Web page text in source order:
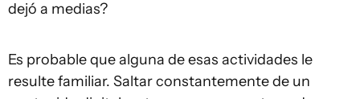
dejó a medias?
Es probable que alguna de esas actividades le
resulte familiar. Saltar constantemente de un